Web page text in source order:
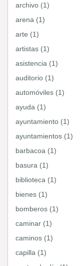
archivo (1)
arena (1)
arte (1)
artistas (1)
asistencia (1)
auditorio (1)
automóviles (1)
ayuda (1)
ayuntamiento (1)
ayuntamientos (1)
barbacoa (1)
basura (1)
biblioteca (1)
bienes (1)
bomberos (1)
caminar (1)
caminos (1)
capilla (1)